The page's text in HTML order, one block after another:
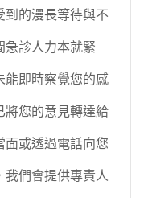
的漫長等待與不
急診人力本就緊
能即時察覺您的感
將您的意見轉達給
或透過電話向您
們會提供專責人